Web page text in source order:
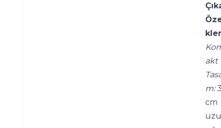
akt
m:
cm